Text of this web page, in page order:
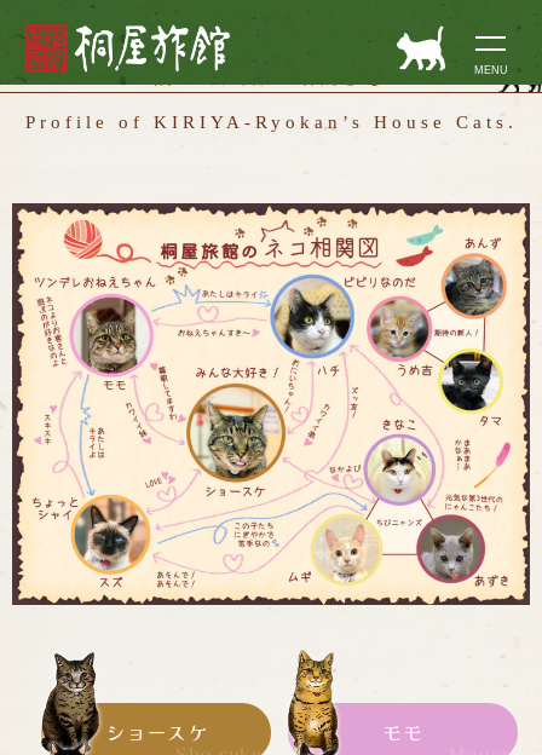
長野県野沢温泉
MENU
桐屋旅館の猫たち
Profile of KIRIYA-Ryokan’s House Cats.
ショースケ モモ